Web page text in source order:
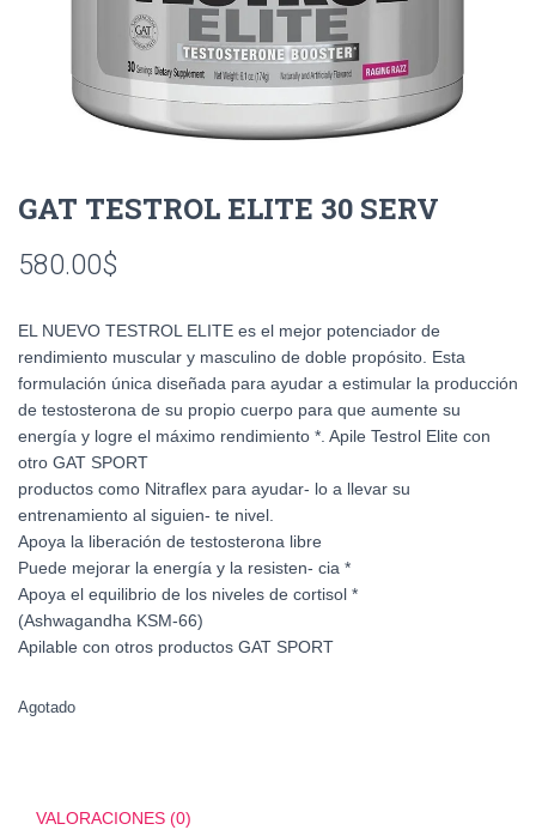
GAT TESTROL ELITE 30 SERV
580.00$
EL NUEVO TESTROL ELITE es el mejor potenciador de
rendimiento muscular y masculino de doble propósito. Esta
formulación única diseñada para ayudar a estimular la producción
de testosterona de su propio cuerpo para que aumente su
energía y logre el máximo rendimiento *. Apile Testrol Elite con
otro GAT SPORT
productos como Nitraflex para ayudar- lo a llevar su
entrenamiento al siguien- te nivel.
Apoya la liberación de testosterona libre
Puede mejorar la energía y la resisten- cia *
Apoya el equilibrio de los niveles de cortisol *
(Ashwagandha KSM-66)
Apilable con otros productos GAT SPORT
Agotado
VALORACIONES (0)